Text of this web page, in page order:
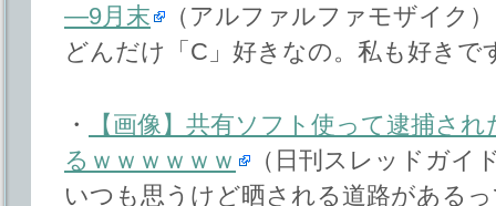
―9月末
（アルファルファモザイク）
どんだけ「C」好きなの。私も好きで
・
【画像】共有ソフト使って逮捕さ
るｗｗｗｗｗｗ
（日刊スレッドガイ
いつも思うけど晒される道路がある